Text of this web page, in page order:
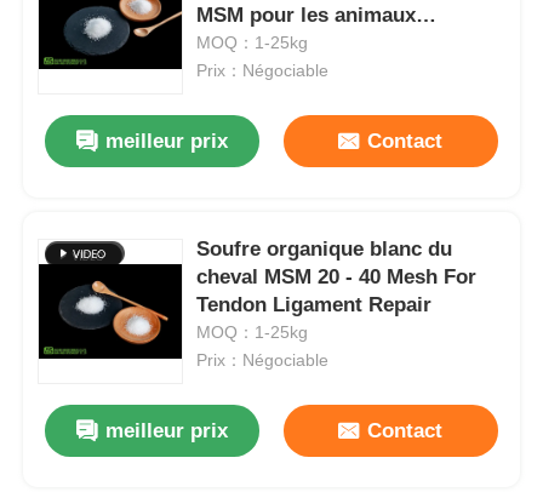
MSM pour les animaux
familiers et le cheval
MOQ：1-25kg
Prix：Négociable
meilleur prix Contact
Soufre organique blanc du
cheval MSM 20 - 40 Mesh For
Tendon Ligament Repair
MOQ：1-25kg
Prix：Négociable
meilleur prix Contact